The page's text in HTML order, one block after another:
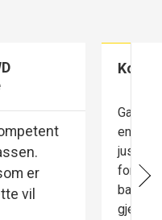
20
Mach-E,
Nio EL6, Skoda
er
vil
enn i
bak og
gjelder